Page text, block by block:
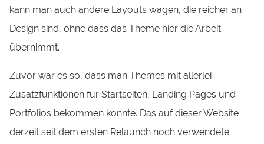
kann man auch andere Layouts wagen, die reicher an
Design sind, ohne dass das Theme hier die Arbeit
übernimmt.
Zuvor war es so, dass man Themes mit allerlei
Zusatzfunktionen für Startseiten, Landing Pages und
Portfolios bekommen konnte. Das auf dieser Website
derzeit seit dem ersten Relaunch noch verwendete